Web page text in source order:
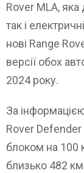
Rover MLA,
так і
нові Range
версії обох
2024 року.
За
Rover
блоком на 100
близько 482